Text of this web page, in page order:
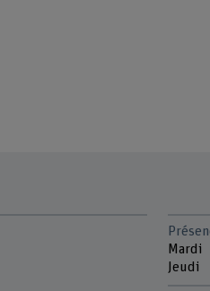
Mardi
Jeudi